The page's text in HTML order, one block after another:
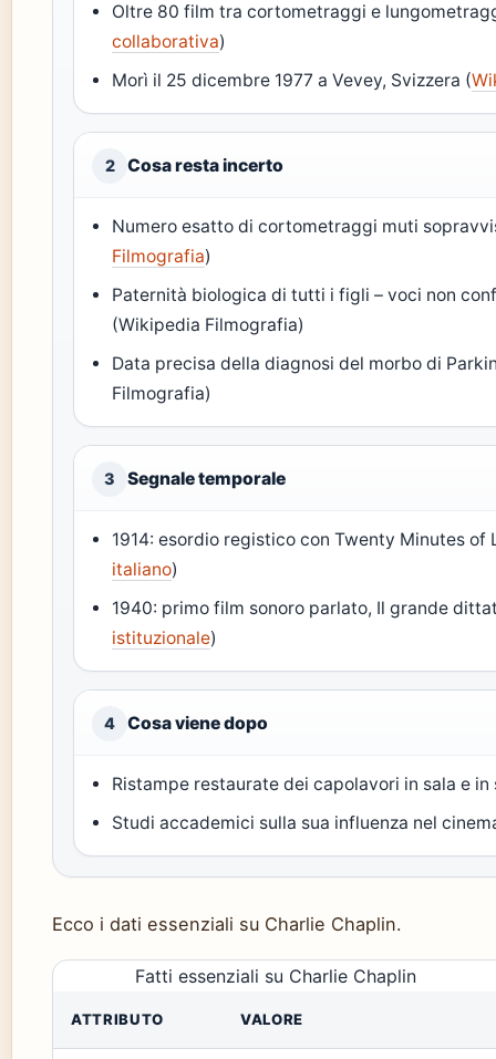
Oltre 80 film tra cortometraggi e
collaborativa)
Morì il 25 dicembre 1977 a Vevey, Svizzera (
2 Cosa resta incerto
Numero esatto di cortometraggi muti
Filmografia)
Paternità biologica di tutti i figli – voci non
(Wikipedia Filmografia)
Data precisa della diagnosi del morbo di
Filmografia)
3 Segnale temporale
1914: esordio registico con Twenty Minutes of
italiano)
1940: primo film sonoro parlato, Il grande
istituzionale)
4 Cosa viene dopo
Ristampe restaurate dei capolavori in sala e
Studi accademici sulla sua influenza nel
Ecco i dati essenziali su Charlie Chaplin.
Fatti essenziali su Charlie Chaplin
ATTRIBUTO VALORE